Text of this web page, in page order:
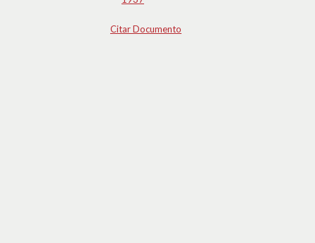
Citar Documento